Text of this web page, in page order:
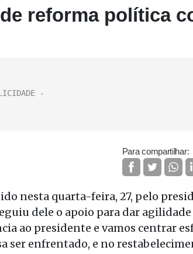
reforma política
Para compartilhar:
nesta quarta-feira, 27, pelo
dele o apoio para dar agilidade
ao presidente e vamos centrar
ser enfrentado, e no